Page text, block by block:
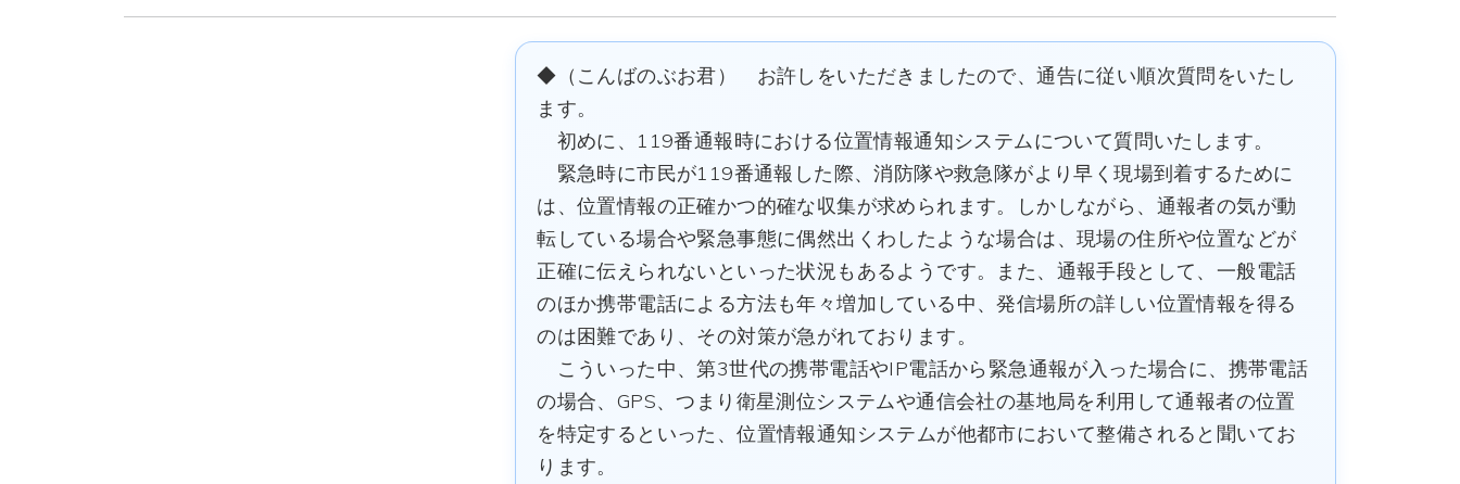
◆（こんばのぶお君） お許しをいただきましたので、通告に従い順次質問をいたし
ます。
初めに、119番通報時における位置情報通知システムについて質問いたします。
緊急時に市民が119番通報した際、消防隊や救急隊がより早く現場到着するために
は、位置情報の正確かつ的確な収集が求められます。しかしながら、通報者の気が動
転している場合や緊急事態に偶然出くわしたような場合は、現場の住所や位置などが
正確に伝えられないといった状況もあるようです。また、通報手段として、一般電話
のほか携帯電話による方法も年々増加している中、発信場所の詳しい位置情報を得る
のは困難であり、その対策が急がれております。
こういった中、第3世代の携帯電話やIP電話から緊急通報が入った場合に、携帯電話
の場合、GPS、つまり衛星測位システムや通信会社の基地局を利用して通報者の位置
を特定するといった、位置情報通知システムが他都市において整備されると聞いてお
ります。